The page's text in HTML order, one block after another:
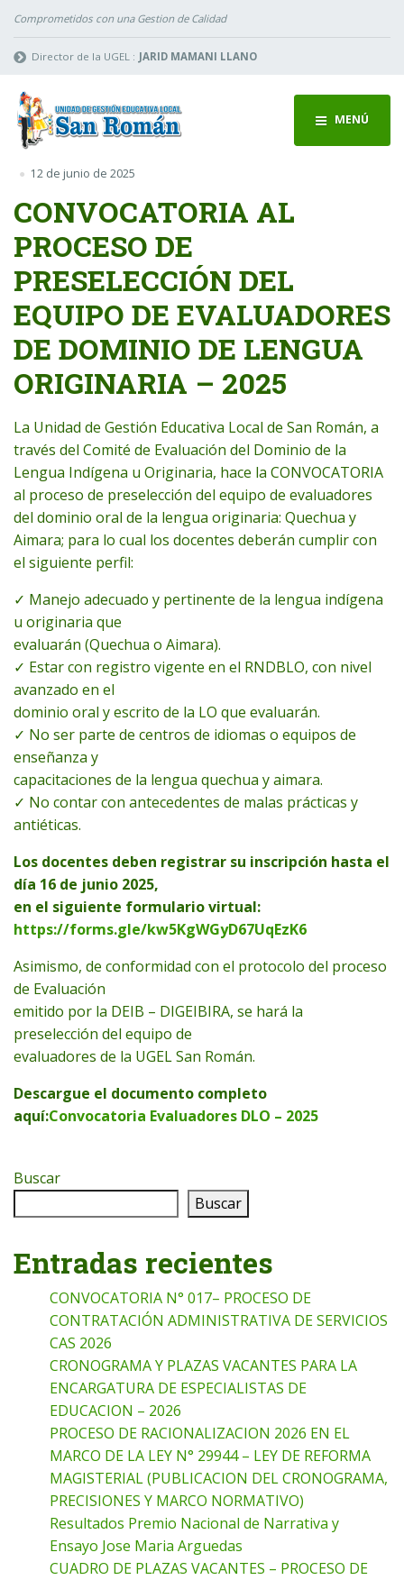
Comprometidos con una Gestion de Calidad
Director de la UGEL : JARID MAMANI LLANO
MENÚ
12 de junio de 2025
CONVOCATORIA AL
PROCESO DE
PRESELECCIÓN DEL
EQUIPO DE EVALUADORES
DE DOMINIO DE LENGUA
ORIGINARIA – 2025
La Unidad de Gestión Educativa Local de San Román, a
través del Comité de Evaluación del Dominio de la
Lengua Indígena u Originaria, hace la CONVOCATORIA
al proceso de preselección del equipo de evaluadores
del dominio oral de la lengua originaria: Quechua y
Aimara; para lo cual los docentes deberán cumplir con
el siguiente perfil:
✓ Manejo adecuado y pertinente de la lengua indígena
u originaria que
evaluarán (Quechua o Aimara).
✓ Estar con registro vigente en el RNDBLO, con nivel
avanzado en el
dominio oral y escrito de la LO que evaluarán.
✓ No ser parte de centros de idiomas o equipos de
enseñanza y
capacitaciones de la lengua quechua y aimara.
✓ No contar con antecedentes de malas prácticas y
antiéticas.
Los docentes deben registrar su inscripción hasta el
día 16 de junio 2025,
en el siguiente formulario virtual:
https://forms.gle/kw5KgWGyD67UqEzK6
Asimismo, de conformidad con el protocolo del proceso
de Evaluación
emitido por la DEIB – DIGEIBIRA, se hará la
preselección del equipo de
evaluadores de la UGEL San Román.
Descargue el documento completo
aquí:Convocatoria Evaluadores DLO – 2025
Buscar
Buscar
Entradas recientes
CONVOCATORIA N° 017– PROCESO DE
CONTRATACIÓN ADMINISTRATIVA DE SERVICIOS
CAS 2026
CRONOGRAMA Y PLAZAS VACANTES PARA LA
ENCARGATURA DE ESPECIALISTAS DE
EDUCACION – 2026
PROCESO DE RACIONALIZACION 2026 EN EL
MARCO DE LA LEY N° 29944 – LEY DE REFORMA
MAGISTERIAL (PUBLICACION DEL CRONOGRAMA,
PRECISIONES Y MARCO NORMATIVO)
Resultados Premio Nacional de Narrativa y
Ensayo Jose Maria Arguedas
CUADRO DE PLAZAS VACANTES – PROCESO DE